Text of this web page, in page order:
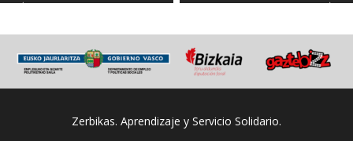
Zerbikas. Aprendizaje y Servicio Solidario.